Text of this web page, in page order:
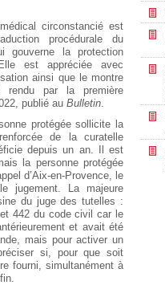
médical circonstancié est
procédurale du
gouverne la protection
est appréciée avec
ainsi que le montre
rendu par la première
publié au Bulletin
protégée sollicite la
de la curatelle
depuis un an. Il est
la personne protégée
d’Aix-en-Provence, le
jugement. La majeure
du juge des tutelles :
442 du code civil car le
et avait été
mais pour activer un
si, pour que soit
fourni, simultanément à